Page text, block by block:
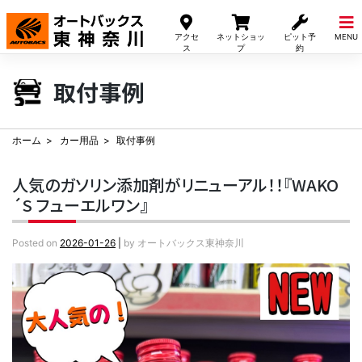
アクセ
ス
ネットショッ
プ
ピット予
約
MENU
Skip
content
取付事例
ホーム カー用品 取付事例
人気のガソリン添加剤がリニューアル！！『WAKO
´S フューエルワン』
Posted on 2026-01-26 by オートバックス東神奈川